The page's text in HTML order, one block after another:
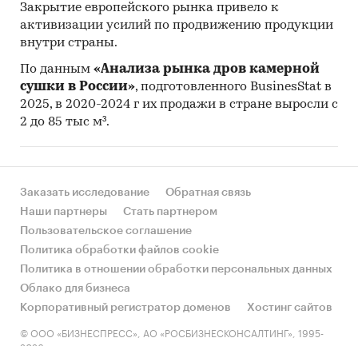
Закрытие европейского рынка привело к
активизации усилий по продвижению продукции
внутри страны.
По данным «Анализа рынка дров камерной
сушки в России», подготовленного BusinesStat в
2025, в 2020-2024 г их продажи в стране выросли с
2 до 85 тыс м³.
Заказать исследование
Обратная связь
Наши партнеры
Стать партнером
Пользовательское соглашение
Политика обработки файлов cookie
Политика в отношении обработки персональных данных
Облако для бизнеса
Корпоративный регистратор доменов
Хостинг сайтов
© ООО «БИЗНЕСПРЕСС», АО «РОСБИЗНЕСКОНСАЛТИНГ», 1995-